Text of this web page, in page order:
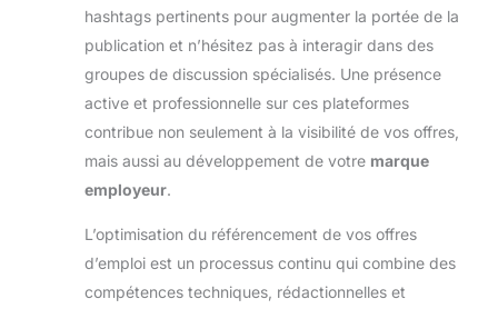
hashtags pertinents pour augmenter la portée de la
publication et n’hésitez pas à interagir dans des
groupes de discussion spécialisés. Une présence
active et professionnelle sur ces plateformes
contribue non seulement à la visibilité de vos offres,
mais aussi au développement de votre marque
employeur.
L’optimisation du référencement de vos offres
d’emploi est un processus continu qui combine des
compétences techniques, rédactionnelles et